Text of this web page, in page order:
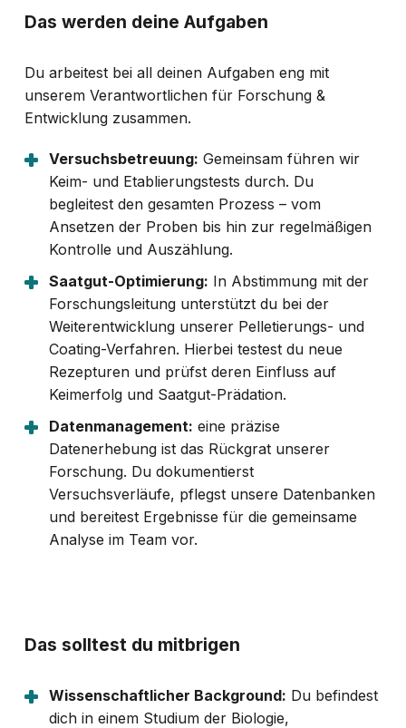
Das werden deine Aufgaben
Du arbeitest bei all deinen Aufgaben eng mit
unserem Verantwortlichen für Forschung &
Entwicklung zusammen.
Versuchsbetreuung: Gemeinsam führen wir
Keim- und Etablierungstests durch. Du
begleitest den gesamten Prozess – vom
Ansetzen der Proben bis hin zur regelmäßigen
Kontrolle und Auszählung.
Saatgut-Optimierung: In Abstimmung mit der
Forschungsleitung unterstützt du bei der
Weiterentwicklung unserer Pelletierungs- und
Coating-Verfahren. Hierbei testest du neue
Rezepturen und prüfst deren Einfluss auf
Keimerfolg und Saatgut-Prädation.
Datenmanagement: eine präzise
Datenerhebung ist das Rückgrat unserer
Forschung. Du dokumentierst
Versuchsverläufe, pflegst unsere Datenbanken
und bereitest Ergebnisse für die gemeinsame
Analyse im Team vor.
Das solltest du mitbrigen
Wissenschaftlicher Background: Du befindest
dich in einem Studium der Biologie,